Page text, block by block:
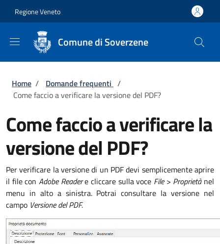
Regione Veneto
Comune di Soverzene
Briciole di pane
Home / Domande frequenti /
Come faccio a verificare la versione del PDF?
Come faccio a verificare la
versione del PDF?
Per verificare la versione di un PDF devi semplicemente aprire
il file con Adobe Readere cliccare sulla voce File > Proprietà nel
menu in alto a sinistra. Potrai consultare la versione nel
campo Versione del PDF.